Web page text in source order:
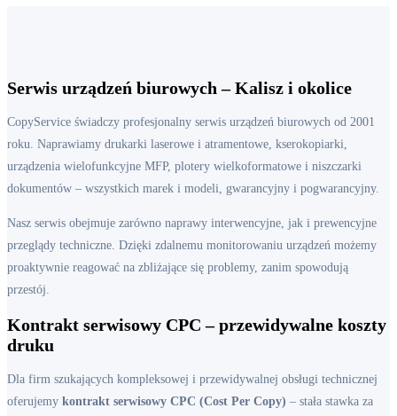
Serwis urządzeń biurowych – Kalisz i okolice
CopyService świadczy profesjonalny serwis urządzeń biurowych od 2001
roku. Naprawiamy drukarki laserowe i atramentowe, kserokopiarki,
urządzenia wielofunkcyjne MFP, plotery wielkoformatowe i niszczarki
dokumentów – wszystkich marek i modeli, gwarancyjny i pogwarancyjny.
Nasz serwis obejmuje zarówno naprawy interwencyjne, jak i prewencyjne
przeglądy techniczne. Dzięki zdalnemu monitorowaniu urządzeń możemy
proaktywnie reagować na zbliżające się problemy, zanim spowodują
przestój.
Kontrakt serwisowy CPC – przewidywalne koszty
druku
Dla firm szukających kompleksowej i przewidywalnej obsługi technicznej
oferujemy kontrakt serwisowy CPC (Cost Per Copy) – stała stawka za